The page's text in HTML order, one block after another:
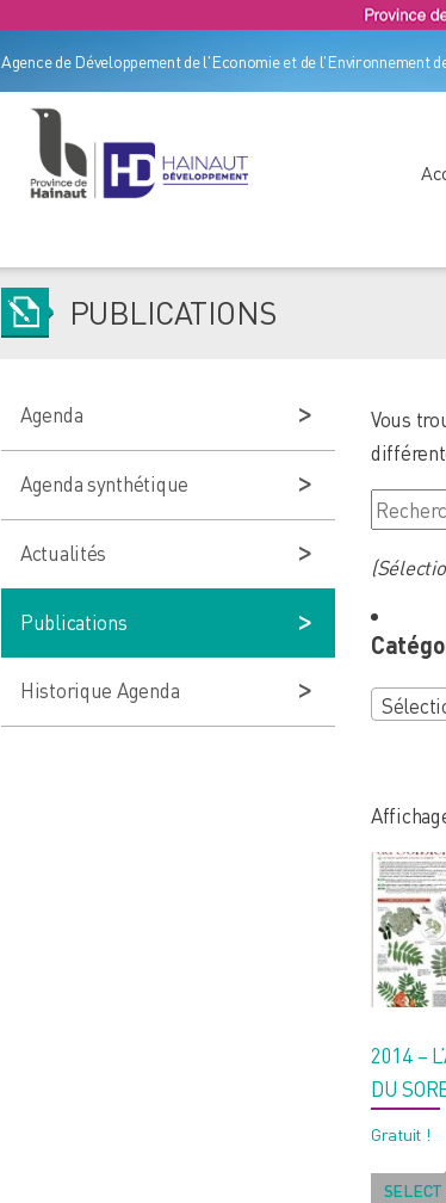
Agence de Développement de l'Economie et de l'Environnement
PUBLICATIONS
Vous
une
2014 –
DU
Gratuit !
Agenda
Agenda synthétique
Actualités
Publications
Historique Agenda